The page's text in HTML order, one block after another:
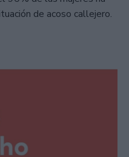
de acoso callejero.